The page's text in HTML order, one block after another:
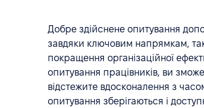
Добре здійснене опитування
завдяки ключовим напрямкам,
покращення організаційної
опитування працівників, ви
відстежите вдосконалення з
опитування зберігаються і